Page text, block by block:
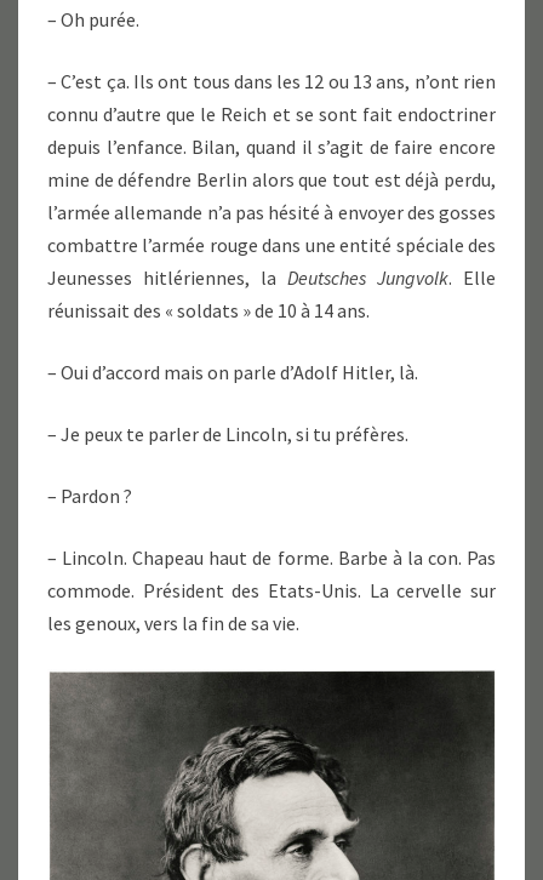
– Oh purée.
– C’est ça. Ils ont tous dans les 12 ou 13 ans, n’ont rien
connu d’autre que le Reich et se sont fait endoctriner
depuis l’enfance. Bilan, quand il s’agit de faire encore
mine de défendre Berlin alors que tout est déjà perdu,
l’armée allemande n’a pas hésité à envoyer des gosses
combattre l’armée rouge dans une entité spéciale des
Jeunesses hitlériennes, la Deutsches Jungvolk. Elle
réunissait des « soldats » de 10 à 14 ans.
– Oui d’accord mais on parle d’Adolf Hitler, là.
– Je peux te parler de Lincoln, si tu préfères.
– Pardon ?
– Lincoln. Chapeau haut de forme. Barbe à la con. Pas
commode. Président des Etats-Unis. La cervelle sur
les genoux, vers la fin de sa vie.